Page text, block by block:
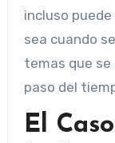
incluso
sea cuando
temas que se
paso del
El